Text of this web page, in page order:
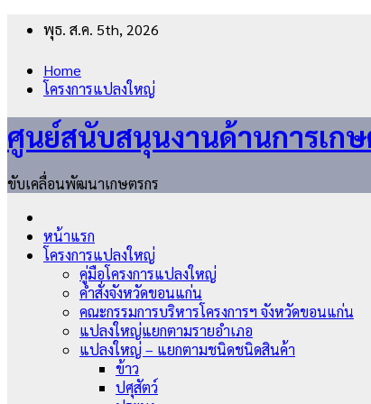
พุธ. ส.ค. 5th, 2026
Home
โครงการแปลงใหญ่
ศูนย์สนับสนุนงานด้านการเก
ขับเคลื่อนพัฒนาเกษตรกร
หน้าแรก
โครงการแปลงใหญ่
คู่มือโครงการแปลงใหญ่
คำสั่งจังหวัดขอนแก่น
คณะกรรมการบริหารโครงการฯ จังหวัดขอนแก่น
แปลงใหญ่แยกตามรายอำเภอ
แปลงใหญ่ – แยกตามชนิดชนิดสินค้า
ข้าว
ปศุสัตว์